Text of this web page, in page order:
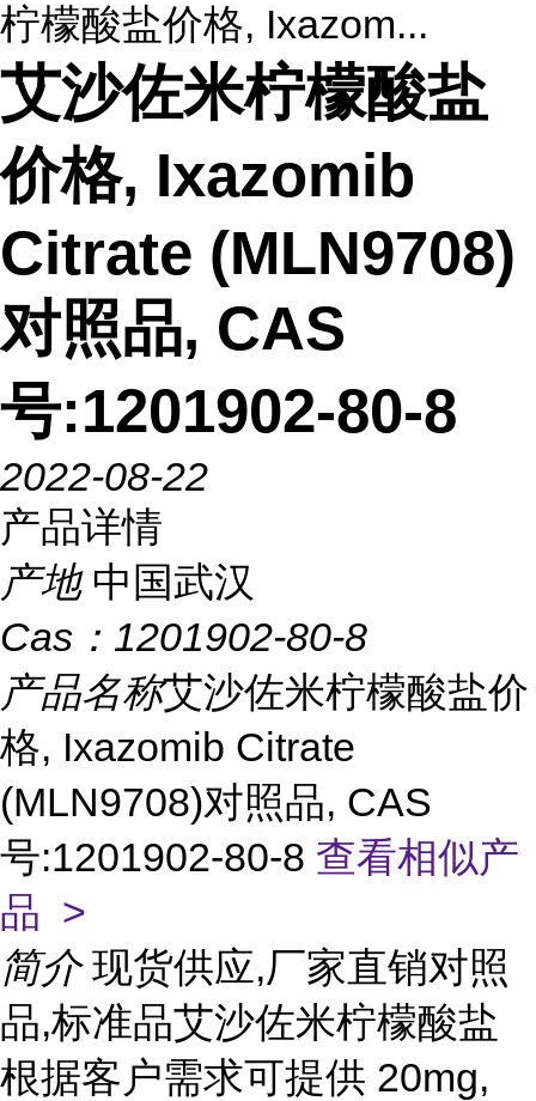
柠檬酸盐价格, Ixazom...
艾沙佐米柠檬酸盐
价格, Ixazomib
Citrate (MLN9708)
对照品, CAS
号:1201902-80-8
2022-08-22
产品详情
产地 中国武汉
Cas： 1201902-80-8
产品名称艾沙佐米柠檬酸盐价
格, Ixazomib Citrate
(MLN9708)对照品, CAS
号:1201902-80-8 查看相似产
品 >
简介 现货供应,厂家直销对照
品,标准品艾沙佐米柠檬酸盐
根据客户需求可提供 20mg,